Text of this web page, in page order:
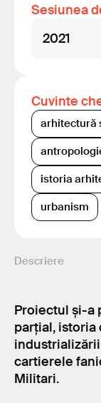
Sesiunea
2021
Cuvinte
arhitectură
istoria
urbanism
Descriere
Proiectul și-a
parțial,
cartierele
Militari.